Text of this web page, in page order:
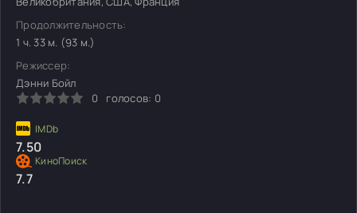
Продолжительность:
1 ч. 33 м. (93 м.)
Режиссер:
Дэнни Бойл
0
голосов: 0
7.50
7.7